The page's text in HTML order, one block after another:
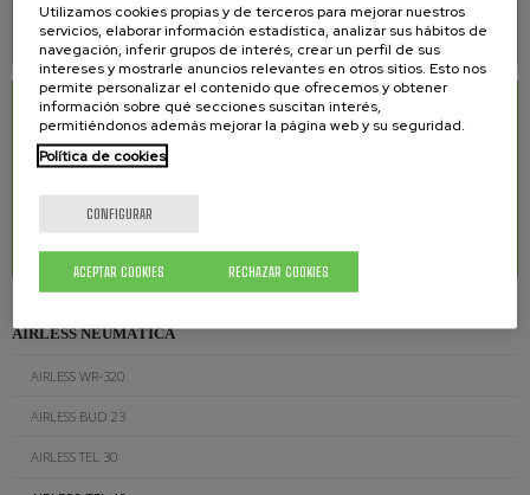
Sí
DESCARGAS RELACIONADAS
Manual de equipo para pintar Airless TEL 46
Manual de equipo para pintar Airless TEL 46
AIRLESS NEUMÁTICA
AIRLESS WR-320
AIRLESS BUD 23
AIRLESS TEL 30
Utilizamos cookies propias y de terceros para mejorar nuestros
servicios, elaborar información estadística, analizar sus hábitos de
navegación, inferir grupos de interés, crear un perfil de sus
intereses y mostrarle anuncios relevantes en otros sitios. Esto nos
permite personalizar el contenido que ofrecemos y obtener
información sobre qué secciones suscitan interés,
permitiéndonos además mejorar la página web y su seguridad.
Política de cookies
CONFIGURAR
RECHAZAR COOKIES
ACEPTAR COOKIES